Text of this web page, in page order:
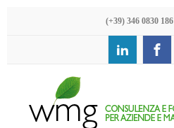
(+39) 346 0830 186